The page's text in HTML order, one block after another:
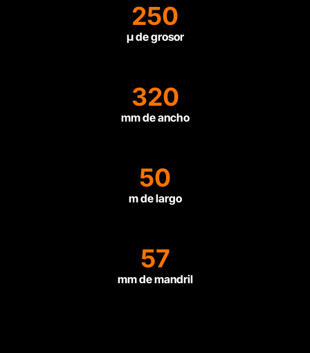
250
µ de grosor
320
mm de ancho
50
m de largo
57
mm de mandril